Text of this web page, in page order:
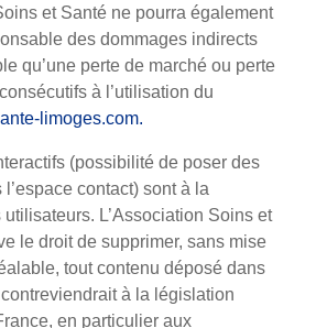
et Santé ne pourra également
des dommages indirects
qu’une perte de marché ou perte
à l’utilisation du
limoges.com.
(possibilité de poser des
contact) sont à la
L’Association Soins et
le droit de supprimer, sans mise
tout contenu déposé dans
à la législation
en particulier aux